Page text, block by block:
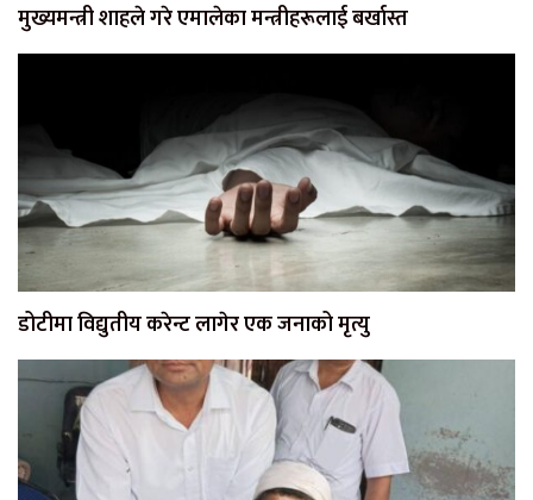
मुख्यमन्त्री शाहले गरे एमालेका मन्त्रीहरूलाई बर्खास्त
डोटीमा विद्युतीय करेन्ट लागेर एक जनाको मृत्यु